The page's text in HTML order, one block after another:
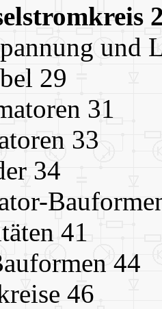
und
29
31
33
34
41
44
46